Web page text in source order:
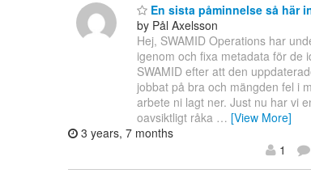
En sista påminnelse så här
by Pål Axelsson
Hej, SWAMID Operations har
igenom och fixa metadata för de
SWAMID efter att den
jobbat på bra och mängden fel i
arbete ni lagt ner. Just nu har vi
oavsiktligt råka … [View More]
3 years, 7 months
1